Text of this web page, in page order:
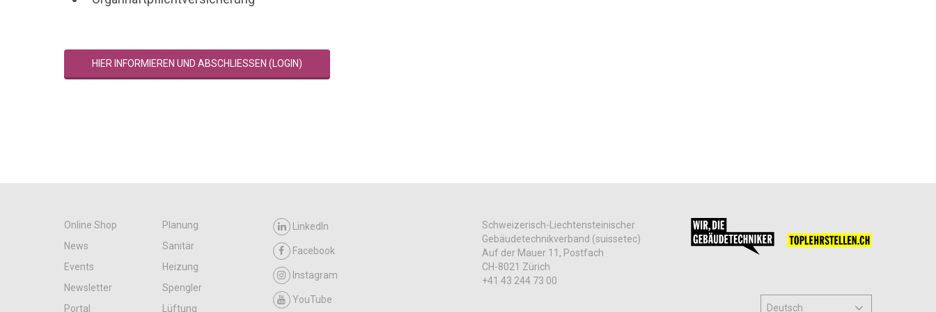
HIER INFORMIEREN UND ABSCHLIESSEN (LOGIN)
Online Shop
Planung
News
Sanitär
Events
Heizung
Newsletter
Spengler
Portal
Lüftung
LinkedIn
Facebook
Instagram
YouTube
Schweizerisch-Liechtensteinischer
Gebäudetechnikverband (suissetec)
Auf der Mauer 11, Postfach
CH-8021 Zürich
+41 43 244 73 00